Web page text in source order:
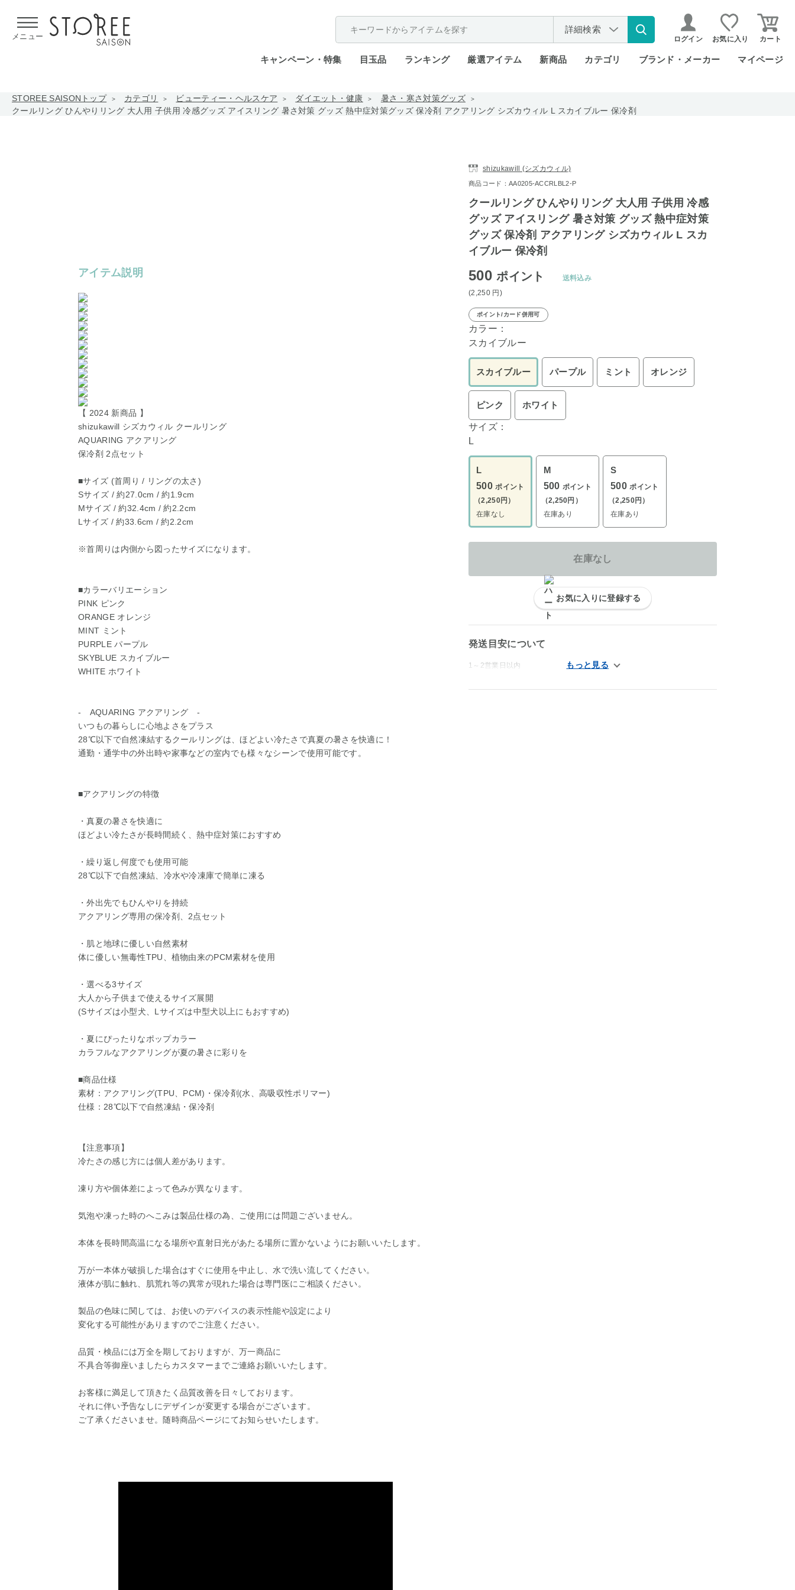
メニュー
詳細検索
ログイン お気に入り カート
キャンペーン・特集 目玉品 ランキング 厳選アイテム 新商品 カテゴリ ブランド・メーカー マイページ
STOREE SAISONトップ カテゴリ ビューティー・ヘルスケア ダイエット・健康
暑さ・寒さ対策グッズ
クールリング ひんやりリング 大人用 子供用 冷感グッズ アイスリング 暑さ対策 グッズ 熱中症対策グッズ 保冷剤 アクアリング シズカウィル L スカイブルー 保冷剤
アイテム説明
【 2024 新商品 】
shizukawill シズカウィル クールリング
AQUARING アクアリング
保冷剤 2点セット
■サイズ (首周り / リングの太さ)
Sサイズ / 約27.0cm / 約1.9cm
Mサイズ / 約32.4cm / 約2.2cm
Lサイズ / 約33.6cm / 約2.2cm
※首周りは内側から図ったサイズになります。
■カラーバリエーション
PINK ピンク
ORANGE オレンジ
MINT ミント
PURPLE パープル
SKYBLUE スカイブルー
WHITE ホワイト
- AQUARING アクアリング -
いつもの暮らしに心地よさをプラス
28℃以下で自然凍結するクールリングは、ほどよい冷たさで真夏の暑さを快適に！
通勤・通学中の外出時や家事などの室内でも様々なシーンで使用可能です。
■アクアリングの特徴
・真夏の暑さを快適に
ほどよい冷たさが長時間続く、熱中症対策におすすめ
・繰り返し何度でも使用可能
28℃以下で自然凍結、冷水や冷凍庫で簡単に凍る
・外出先でもひんやりを持続
アクアリング専用の保冷剤、2点セット
・肌と地球に優しい自然素材
体に優しい無毒性TPU、植物由来のPCM素材を使用
・選べる3サイズ
大人から子供まで使えるサイズ展開
(Sサイズは小型犬、Lサイズは中型犬以上にもおすすめ)
・夏にぴったりなポップカラー
カラフルなアクアリングが夏の暑さに彩りを
■商品仕様
素材：アクアリング(TPU、PCM)・保冷剤(水、高吸収性ポリマー)
仕様：28℃以下で自然凍結・保冷剤
【注意事項】
冷たさの感じ方には個人差があります。
凍り方や個体差によって色みが異なります。
気泡や凍った時のへこみは製品仕様の為、ご使用には問題ございません。
本体を長時間高温になる場所や直射日光があたる場所に置かないようにお願いいたします。
万が一本体が破損した場合はすぐに使用を中止し、水で洗い流してください。
液体が肌に触れ、肌荒れ等の異常が現れた場合は専門医にご相談ください。
製品の色味に関しては、お使いのデバイスの表示性能や設定により
変化する可能性がありますのでご注意ください。
品質・検品には万全を期しておりますが、万一商品に
不具合等御座いましたらカスタマーまでご連絡お願いいたします。
お客様に満足して頂きたく品質改善を日々しております。
それに伴い予告なしにデザインが変更する場合がございます。
ご了承くださいませ。随時商品ページにてお知らせいたします。
shizukawill (シズカウィル)
商品コード：AA0205-ACCRLBL2-P
クールリング ひんやりリング 大人用 子供用 冷感
グッズ アイスリング 暑さ対策 グッズ 熱中症対策
グッズ 保冷剤 アクアリング シズカウィル L スカ
イブルー 保冷剤
500ポイント
(2,250 円 )
送料込み
ポイント/カード併用可
カラー：
スカイブルー
スカイブルー パープル ミント オレンジ
ピンク ホワイト
サイズ：
L
L
500 ポイント
（2,250円）
在庫なし
M
500 ポイント
（2,250円）
在庫あり
S
500 ポイント
（2,250円）
在庫あり
在庫なし
お気に入りに登録する
発送目安について
1～2営業日以内